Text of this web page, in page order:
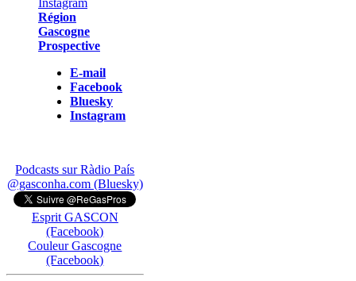
Région
Gascogne
Prospective
E-mail
Facebook
Bluesky
Instagram
Podcasts sur Ràdio País
@gasconha.com (Bluesky)
Esprit GASCON
(Facebook)
Couleur Gascogne
(Facebook)